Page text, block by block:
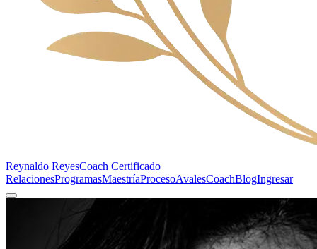
Reynaldo ReyesCoach Certificado
RelacionesProgramasMaestríaProcesoAvalesCoachBlogIngresar